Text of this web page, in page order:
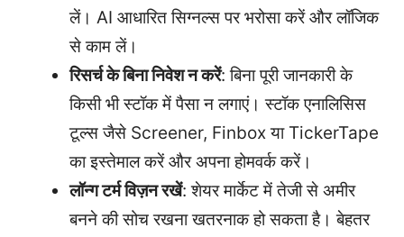
लें। AI आधारित सिग्नल्स पर भरोसा करें और लॉजिक
से काम लें।
रिसर्च के बिना निवेश न करें: बिना पूरी जानकारी के
किसी भी स्टॉक में पैसा न लगाएं। स्टॉक एनालिसिस
टूल्स जैसे Screener, Finbox या TickerTape
का इस्तेमाल करें और अपना होमवर्क करें।
लॉन्ग टर्म विज़न रखें: शेयर मार्केट में तेजी से अमीर
बनने की सोच रखना खतरनाक हो सकता है। बेहतर